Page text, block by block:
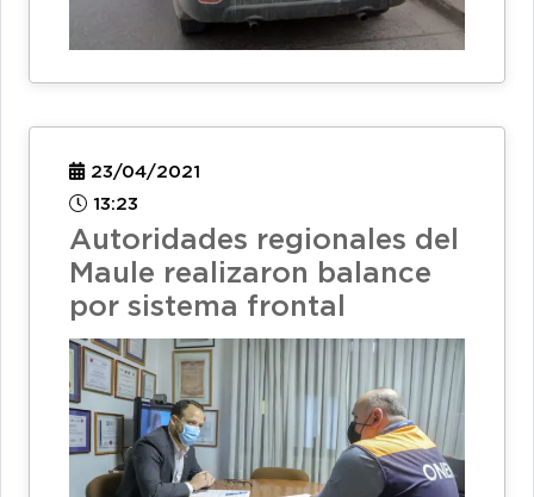
23/04/2021
13:23
Autoridades regionales del
Maule realizaron balance
por sistema frontal